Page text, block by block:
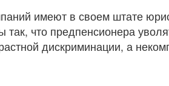
имеют в своем штате
так, что предпенсионера
дискриминации, а